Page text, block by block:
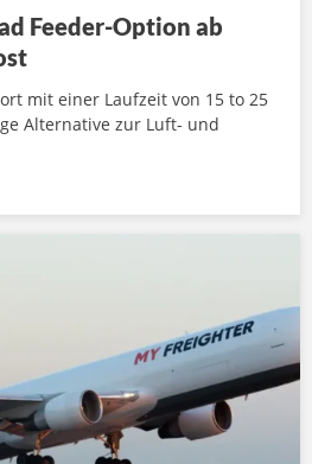
Feeder-Option ab
mit einer Laufzeit von 15 to 25
Alternative zur Luft- und